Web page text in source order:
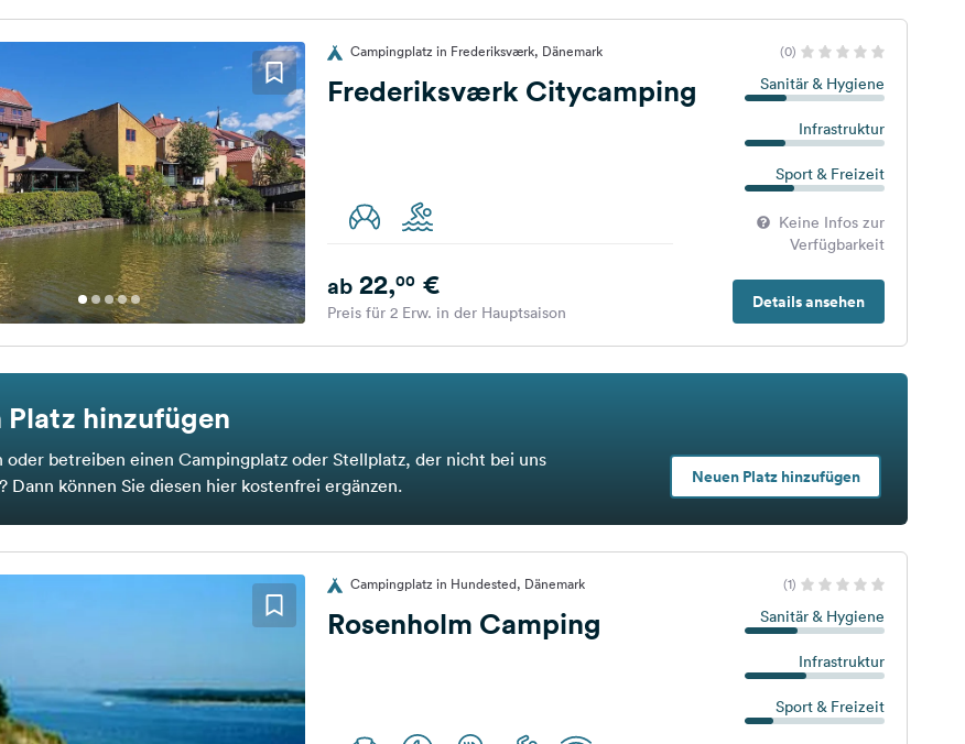
Campingplatz in Frederiksværk, Dänemark (0)
Frederiksværk Citycamping Sanitär & Hygiene
Infrastruktur
Sport & Freizeit
Keine Infos zur
Verfügbarkeit
Details ansehen
ab22,00€
Preis für 2 Erw. in der Hauptsaison
Platz hinzufügen
oder betreiben einen Campingplatz oder Stellplatz, der nicht bei uns
Dann können Sie diesen hier kostenfrei ergänzen.
Neuen Platz hinzufügen
Campingplatz in Hundested, Dänemark (1)
Rosenholm Camping Sanitär & Hygiene
Infrastruktur
Sport & Freizeit